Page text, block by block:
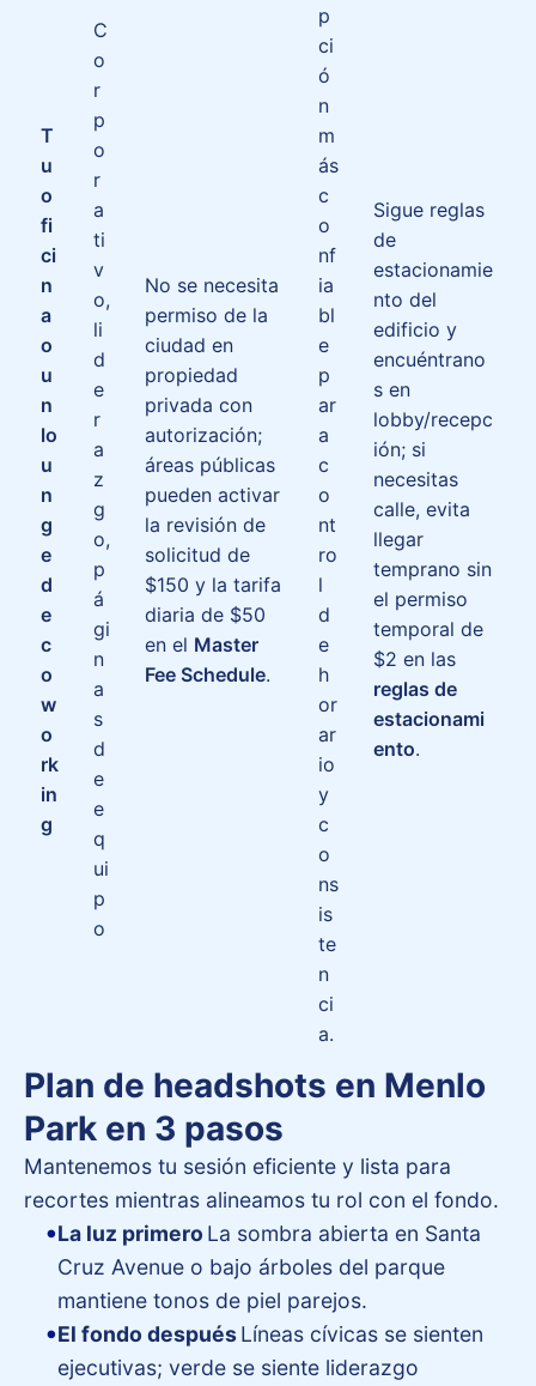
T
u
o
fi
ci
n
a
o
u
n
lo
u
n
g
e
d
e
c
o
w
o
rk
in
g
C
o
r
p
o
r
a
ti
v
o,
li
d
e
r
a
z
g
o,
p
á
gi
n
a
s
d
e
e
q
ui
p
o
No se necesita
permiso de la
ciudad en
propiedad
privada con
autorización;
áreas públicas
pueden activar
la revisión de
solicitud de
$150 y la tarifa
diaria de $50
en el Master
Fee Schedule.
p
ci
ó
n
m
ás
c
o
nf
ia
bl
e
p
ar
a
c
o
nt
ro
l
d
e
h
or
ar
io
y
c
o
ns
is
te
n
ci
a.
Sigue reglas
de
estacionamie
nto del
edificio y
encuéntrano
s en
lobby/recepc
ión; si
necesitas
calle, evita
llegar
temprano sin
el permiso
temporal de
$2 en las
reglas de
estacionami
ento.
Plan de headshots en Menlo
Park en 3 pasos
Mantenemos tu sesión eficiente y lista para
recortes mientras alineamos tu rol con el fondo.
La luz primero La sombra abierta en Santa
Cruz Avenue o bajo árboles del parque
mantiene tonos de piel parejos.
El fondo después Líneas cívicas se sienten
ejecutivas; verde se siente liderazgo